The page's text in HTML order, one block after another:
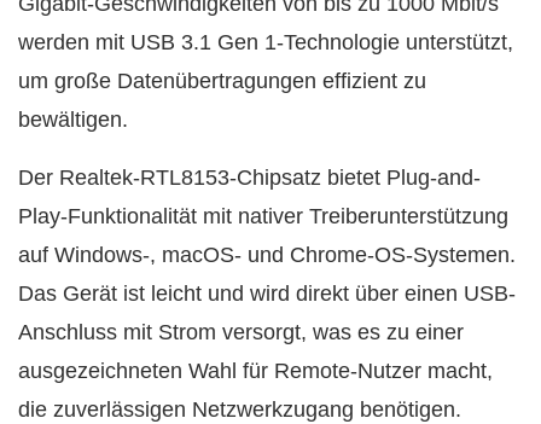
werden mit USB 3.1 Gen 1-Technologie unterstützt,
um große Datenübertragungen effizient zu
bewältigen.
Der Realtek-RTL8153-Chipsatz bietet Plug-and-
Play-Funktionalität mit nativer Treiberunterstützung
auf Windows-, macOS- und Chrome-OS-Systemen.
Das Gerät ist leicht und wird direkt über einen USB-
Anschluss mit Strom versorgt, was es zu einer
ausgezeichneten Wahl für Remote-Nutzer macht,
die zuverlässigen Netzwerkzugang benötigen.